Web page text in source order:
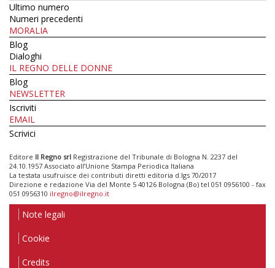
Ultimo numero
Numeri precedenti
MORALIA
Blog
Dialoghi
IL REGNO DELLE DONNE
Blog
NEWSLETTER
Iscriviti
EMAIL
Scrivici
Editore Il Regno srl Registrazione del Tribunale di Bologna N. 2237 del
24.10.1957 Associato all’Unione Stampa Periodica Italiana
La testata usufruisce dei contributi diretti editoria d.lgs 70/2017
Direzione e redazione Via del Monte 5 40126 Bologna (Bo) tel 051 0956100 - fax
051 0956310 ilregno@ilregno.it
Note legali
Cookie
Credits